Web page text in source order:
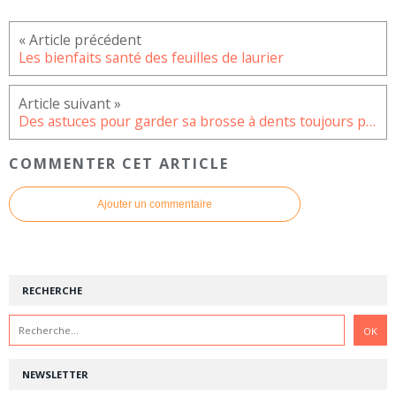
Les bienfaits santé des feuilles de laurier
Des astuces pour garder sa brosse à dents toujours propre
COMMENTER CET ARTICLE
Ajouter un commentaire
NEWSLETTER
RECHERCHE